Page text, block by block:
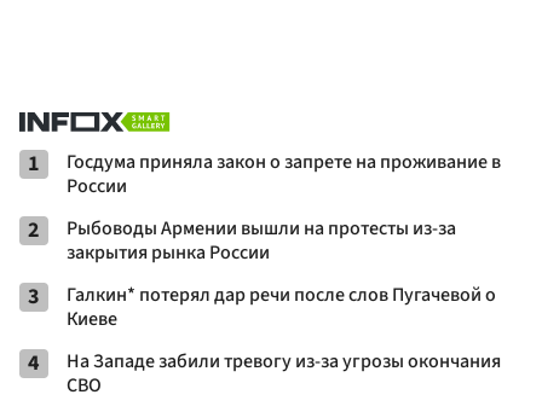
1
Госдума приняла закон о запрете на проживание в
России
2
Рыбоводы Армении вышли на протесты из-за
закрытия рынка России
3
Галкин* потерял дар речи после слов Пугачевой о
Киеве
4
На Западе забили тревогу из-за угрозы окончания
СВО